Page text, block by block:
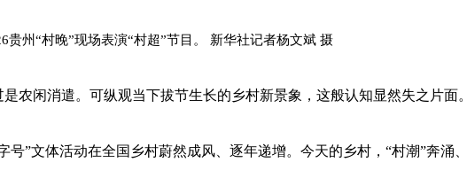
贵州“村晚”现场表演“村超”节目。 新华社记者杨文斌 摄
农闲消遣。可纵观当下拔节生长的乡村新景象，这般认知显然失之片面。
号”文体活动在全国乡村蔚然成风、逐年递增。今天的乡村，“村潮”奔涌